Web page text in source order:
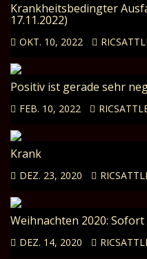
Krankheitsbedingter
17.11.2022)
OKT. 10, 2022
Positiv ist gerade sehr
FEB. 10, 2022
Krank
DEZ. 23, 2020
Weihnachten 2020:
DEZ. 14, 2020